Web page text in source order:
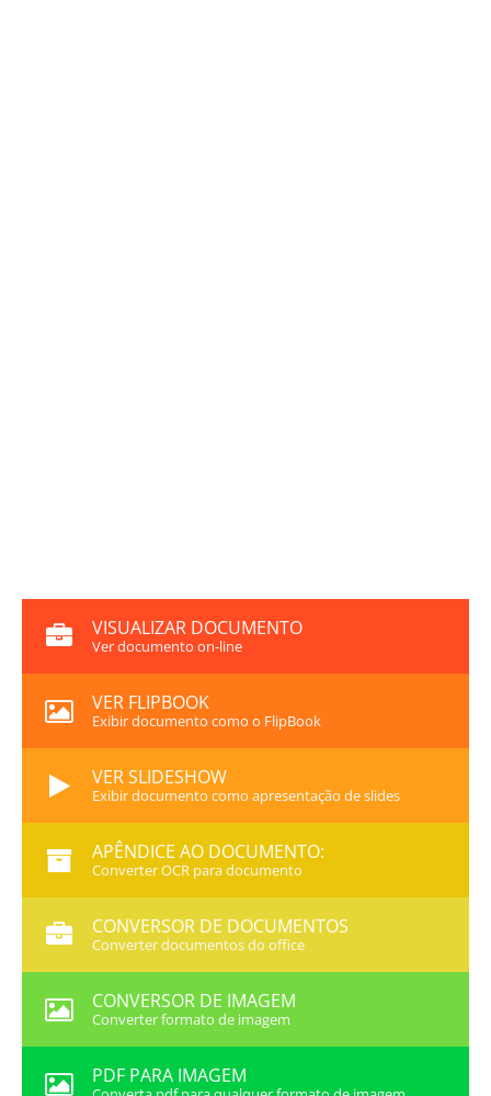
VISUALIZAR DOCUMENTO
Ver documento on-line
VER FLIPBOOK
Exibir documento como o FlipBook
VER SLIDESHOW
Exibir documento como apresentação de slides
APÊNDICE AO DOCUMENTO:
Converter OCR para documento
CONVERSOR DE DOCUMENTOS
Converter documentos do office
CONVERSOR DE IMAGEM
Converter formato de imagem
PDF PARA IMAGEM